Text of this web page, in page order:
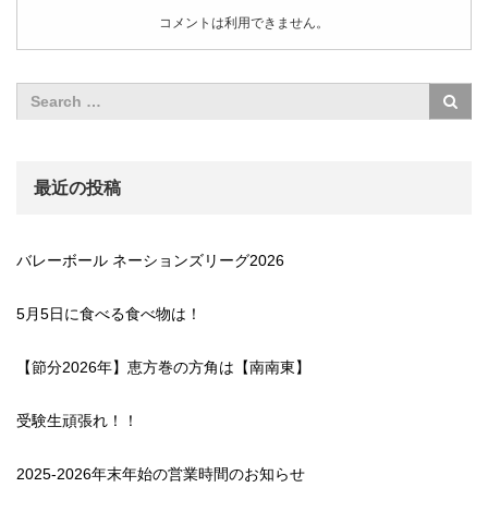
コメントは利用できません。
最近の投稿
バレーボール ネーションズリーグ2026
5月5日に食べる食べ物は！
【節分2026年】恵方巻の方角は【南南東】
受験生頑張れ！！
2025-2026年末年始の営業時間のお知らせ